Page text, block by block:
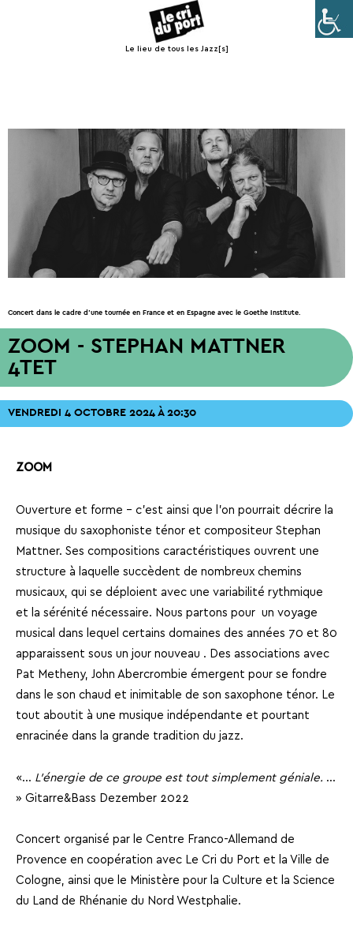
Le lieu de tous les Jazz[s]
Concert dans le cadre d’une tournée en France et en Espagne avec le Goethe Institute.
ZOOM - STEPHAN MATTNER
4TET
VENDREDI 4 OCTOBRE 2024 À 20:30
ZOOM
Ouverture et forme – c’est ainsi que l’on pourrait décrire la
musique du saxophoniste ténor et compositeur Stephan
Mattner. Ses compositions caractéristiques ouvrent une
structure à laquelle succèdent de nombreux chemins
musicaux, qui se déploient avec une variabilité rythmique
et la sérénité nécessaire. Nous partons pour un voyage
musical dans lequel certains domaines des années 70 et 80
apparaissent sous un jour nouveau . Des associations avec
Pat Metheny, John Abercrombie émergent pour se fondre
dans le son chaud et inimitable de son saxophone ténor. Le
tout aboutit à une musique indépendante et pourtant
enracinée dans la grande tradition du jazz.
«… L’énergie de ce groupe est tout simplement géniale.
» Gitarre&Bass Dezember 2022
Concert organisé par le Centre Franco-Allemand de
Provence en coopération avec Le Cri du Port et la Ville de
Cologne, ainsi que le Ministère pour la Culture et la Science
du Land de Rhénanie du Nord Westphalie.